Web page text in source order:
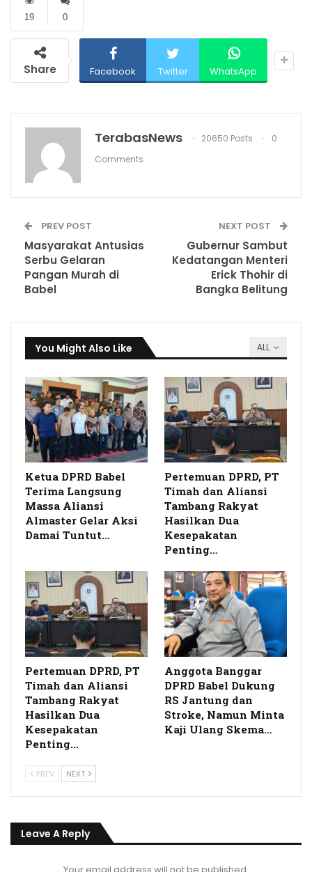
0
19
Share Facebook Twitter WhatsApp
TerabasNews 20650 Posts
0
Comments
PREV POST
Masyarakat Antusias
Serbu Gelaran
Pangan Murah di
Babel
NEXT POST
Gubernur Sambut
Kedatangan Menteri
Erick Thohir di
Bangka Belitung
ALL
You Might Also Like
Ketua DPRD Babel
Terima Langsung
Massa Aliansi
Almaster Gelar Aksi
Damai Tuntut…
Pertemuan DPRD, PT
Timah dan Aliansi
Tambang Rakyat
Hasilkan Dua
Kesepakatan
Penting…
Pertemuan DPRD, PT
Timah dan Aliansi
Tambang Rakyat
Hasilkan Dua
Kesepakatan
Penting…
Anggota Banggar
DPRD Babel Dukung
RS Jantung dan
Stroke, Namun Minta
Kaji Ulang Skema…
PREV NEXT
Leave A Reply